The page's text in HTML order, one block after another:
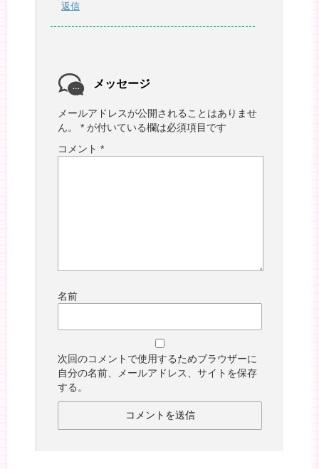
返信
メッセージ
メールアドレスが公開されることはありませ
ん。
* が付いている欄は必須項目です
コメント *
名前
次回のコメントで使用するためブラウザーに
自分の名前、メールアドレス、サイトを保存
する。